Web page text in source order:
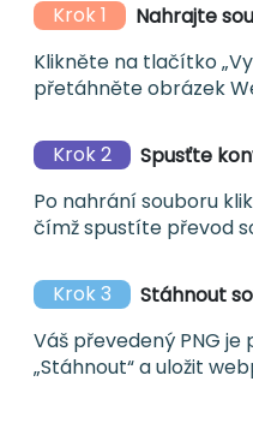
Krok 1
Nahrajte
Klikněte na tlačítko
přetáhněte obrázek
Krok 2
Spusťte
Po nahrání souboru
čímž spustíte převod
Krok 3
Stáhnout
Váš převedený PNG
„Stáhnout“ a uložit